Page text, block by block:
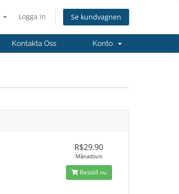
Logga in Se kundvagnen
Kontakta Oss Konto
R$29.90
Månadsvis
Beställ nu